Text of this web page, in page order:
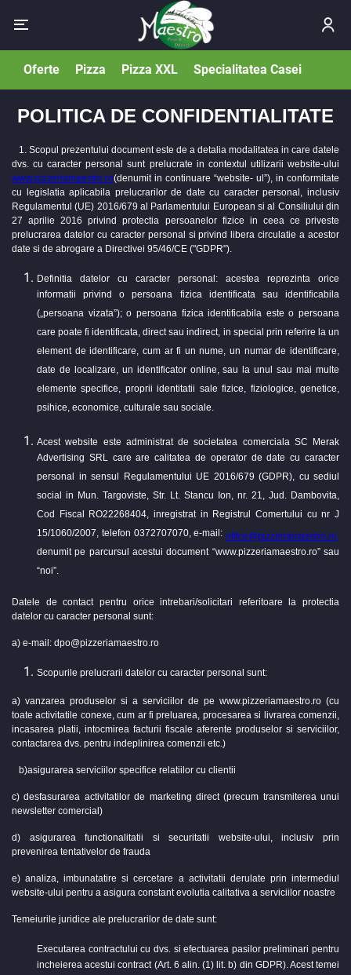
Oferte Pizza Pizza XXL Specialitatea Casei
POLITICA DE CONFIDENTIALITATE
1. Scopul prezentului document este de a detalia modalitatea in care datele
dvs. cu caracter personal sunt prelucrate in contextul utilizarii website-ului
www.pizzeriamaestro.ro(denumit in continuare “website- ul”), in conformitate
cu legislatia aplicabila prelucrarilor de date cu caracter personal, inclusiv
Regulamentul (UE) 2016/679 al Parlamentului European si al Consiliului din
27 aprilie 2016 privind protectia persoanelor fizice in ceea ce priveste
prelucrarea datelor cu caracter personal si privind libera circulatie a acestor
date si de abrogare a Directivei 95/46/CE ("GDPR").
Definitia datelor cu caracter personal: acestea reprezinta orice
informatii privind o persoana fizica identificata sau identificabila
(„persoana vizata”); o persoana fizica identificabila este o persoana
care poate fi identificata, direct sau indirect, in special prin referire la un
element de identificare, cum ar fi un nume, un numar de identificare,
date de localizare, un identificator online, sau la unul sau mai multe
elemente specifice, proprii identitatii sale fizice, fiziologice, genetice,
psihice, economice, culturale sau sociale.
Acest website este administrat de societatea comerciala SC Merak
Advertising SRL care are calitatea de operator de date cu caracter
personal in sensul Regulamentului UE 2016/679 (GDPR), cu sediul
social in Mun. Targoviste, Str. Lt. Stancu Ion, nr. 21, Jud. Dambovita,
Cod Fiscal RO22268404, inregistrat in Registrul Comertului cu nr J
15/1060/2007, telefon 0372707070, e-mail: office@pizzeriamaestro.ro,
denumit pe parcursul acestui document “www.pizzeriamaestro.ro” sau
“noi”.
Datele de contact pentru orice intrebari/solicitari referitoare la protectia
datelor cu caracter personal sunt:
a) e-mail: dpo@pizzeriamaestro.ro
Scopurile prelucrarii datelor cu caracter personal sunt:
a) vanzarea produselor si a serviciilor de pe www.pizzeriamaestro.ro (cu
toate activitatile conexe, cum ar fi preluarea, procesarea si livrarea comenzii,
incasarea platii, intocmirea facturii fiscale aferente produselor si serviciilor,
contactarea dvs. pentru indeplinirea comenzii etc.)
b)asigurarea serviciilor specifice relatiilor cu clientii
c) desfasurarea activitatilor de marketing direct (precum transmiterea unui
newsletter comercial)
d) asigurarea functionalitatii si securitatii website-ului, inclusiv prin
prevenirea tentativelor de frauda
e) analiza, imbunatatire si cercetare a activitatii derulate prin intermediul
website-ului pentru a asigura constant evolutia calitativa a serviciilor noastre
Temeiurile juridice ale prelucrarilor de date sunt:
Executarea contractului cu dvs. si efectuarea pasilor preliminari pentru
incheierea acestui contract (Art. 6 alin. (1) lit. b) din GDPR). Acest temei